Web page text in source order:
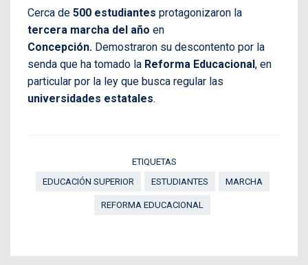
Cerca de 500 estudiantes protagonizaron la
tercera marcha del año en
Concepción. Demostraron su descontento por la
senda que ha tomado la Reforma Educacional, en
particular por la ley que busca regular las
universidades estatales.
ETIQUETAS
EDUCACIÓN SUPERIOR
ESTUDIANTES MARCHA
REFORMA EDUCACIONAL